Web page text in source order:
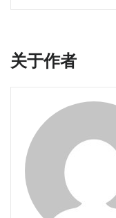
关于作者